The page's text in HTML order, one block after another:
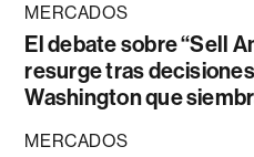
MERCADOS
El debate sobre “Sell
resurge tras
Washington que
MERCADOS